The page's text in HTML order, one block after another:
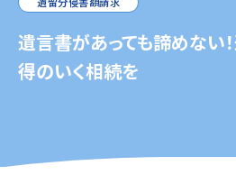
遺言書があっても諦めない
得のいく相続を